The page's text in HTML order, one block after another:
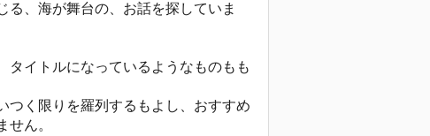
る、海が舞台の、お話を探していま
タイトルになっているようなものもも
つく限りを羅列するもよし、おすすめ
ん。